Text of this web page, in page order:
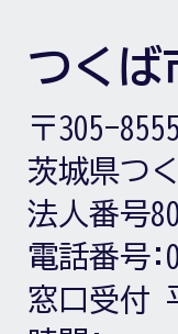
つくば
〒305-8555
茨城県つ
法人番号
電話番号:
窓口受付